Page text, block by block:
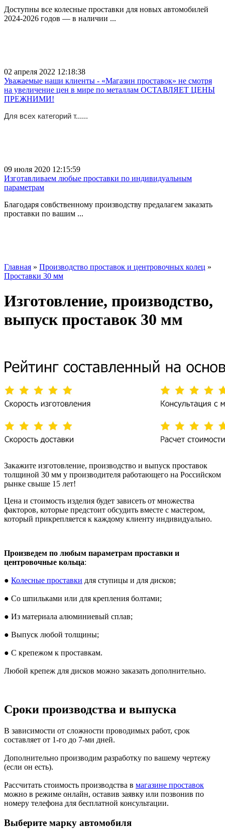
Доступны все колесные проставки для новых автомобилей
2024-2026 годов — в наличии ...
02 апреля 2022 12:18:38
Уважаемые наши клиенты - «Магазин проставок» не смотря
на увеличение цен в мире по металлам ОСТАВЛЯЕТ ЦЕНЫ
ПРЕЖНИМИ!
Для всех категорий т......
09 июля 2020 12:15:59
Изготавливаем любые проставки по индивидуальным
параметрам
Благодаря совбственному производству предалагем заказать
проставки по вашим ...
Главная » Производство проставок и центровочных колец »
Проставки 30 мм
Изготовление, производство,
выпуск проставок 30 мм
Закажите изготовление, производство и выпуск проставок
толщиной 30 мм у производителя работающего на Российском
рынке свыше 15 лет!
Цена и стоимость изделия будет зависеть от множества
факторов, которые предстоит обсудить вместе с мастером,
который прикрепляется к каждому клиенту индивидуально.
Произведем по любым параметрам проставки и
центровочные кольца:
● Колесные проставки для ступицы и для дисков;
● Со шпильками или для крепления болтами;
● Из материала алюминиевый сплав;
● Выпуск любой толщины;
● С крепежом к проставкам.
Любой крепеж для дисков можно заказать дополнительно.
Сроки производства и выпуска
В зависимости от сложности проводимых работ, срок
составляет от 1-го до 7-ми дней.
Дополнительно производим разработку по вашему чертежу
(если он есть).
Рассчитать стоимость производства в магазине проставок
можно в режиме онлайн, оставив заявку или позвонив по
номеру телефона для бесплатной консультации.
Выберите марку автомобиля